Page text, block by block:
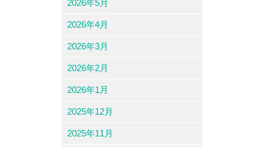
2026年5月
2026年4月
2026年3月
2026年2月
2026年1月
2025年12月
2025年11月